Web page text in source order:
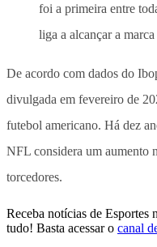
foi a primeira entre
liga a alcançar a
De acordo com dados do
divulgada em fevereiro de
futebol americano. Há dez
NFL considera um aumento
torcedores.
Receba notícias de
tudo! Basta acessar o canal